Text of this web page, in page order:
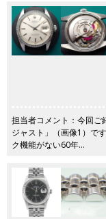
担当者コメント：今回ご
ジャスト」（画像1）で
ク機能がない60年…